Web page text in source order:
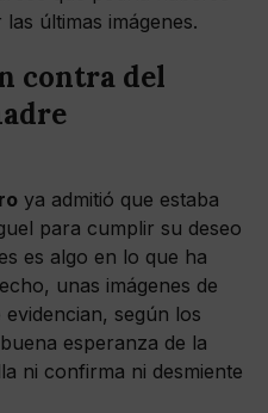
últimas imágenes.
contra del
ya admitió que estaba
para cumplir su deseo
es algo en lo que ha
unas imágenes de
evidencian, según los
esperanza de la
ni confirma ni desmiente